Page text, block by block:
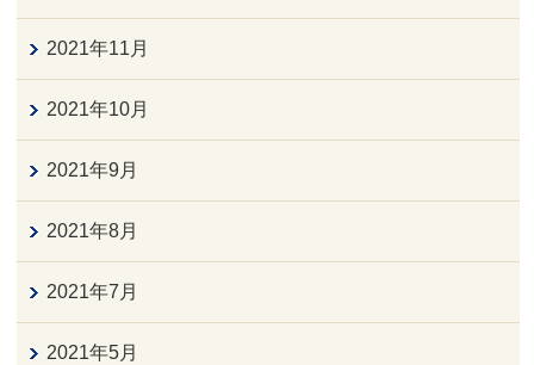
2021年11月
2021年10月
2021年9月
2021年8月
2021年7月
2021年5月